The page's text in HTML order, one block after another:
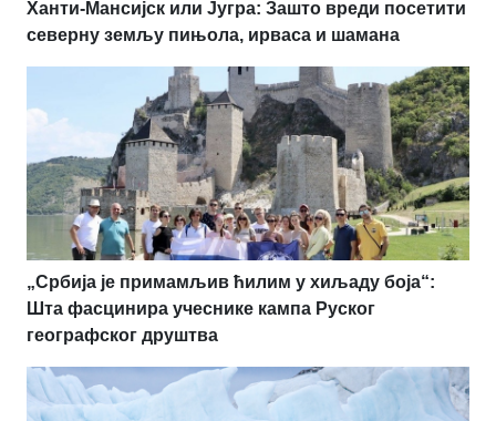
Ханти-Мансијск или Југра: Зашто вреди посетити
северну земљу пињола, ирваса и шамана
„Србија је примамљив ћилим у хиљаду боја“:
Шта фасцинира учеснике кампа Руског
географског друштва